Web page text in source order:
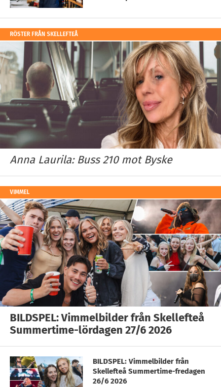
RÖSTER FRÅN SKELLEFTEÅ
Anna Laurila: Buss 210 mot Byske
VIMMEL
BILDSPEL: Vimmelbilder från Skellefteå
Summertime-lördagen 27/6 2026
BILDSPEL: Vimmelbilder från
Skellefteå Summertime-fredagen
26/6 2026